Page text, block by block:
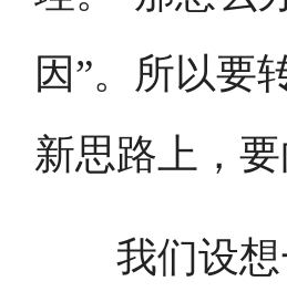
因”。所以要
新思路上，
我们设想